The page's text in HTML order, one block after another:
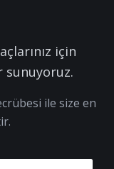
için
ile size en